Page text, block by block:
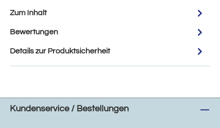
Zum Inhalt
Bewertungen
Details zur Produktsicherheit
Kundenservice / Bestellungen